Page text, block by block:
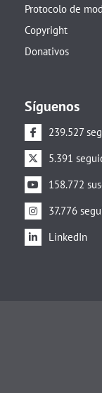
Protocolo de
Copyright
Donativos
Síguenos
239.527
5.391
158.772
37.776
LinkedIn